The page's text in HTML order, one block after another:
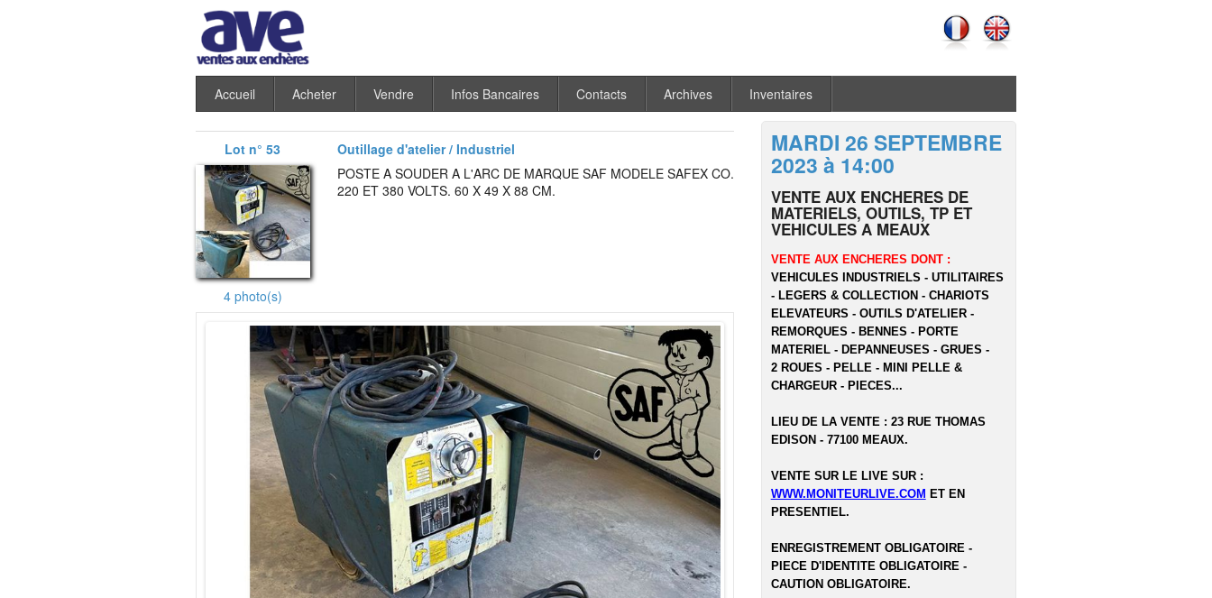
Accueil Acheter Vendre Infos Bancaires Contacts Archives Inventaires
Lot n° 53 Outillage d'atelier / Industriel
4 photo(s)
POSTE A SOUDER A L'ARC DE MARQUE SAF MODELE SAFEX CO.
220 ET 380 VOLTS. 60 X 49 X 88 CM.
MARDI 26 SEPTEMBRE
2023 à 14:00
VENTE AUX ENCHERES DE
MATERIELS, OUTILS, TP ET
VEHICULES A MEAUX
VENTE AUX ENCHERES DONT :
VEHICULES INDUSTRIELS - UTILITAIRES
- LEGERS & COLLECTION - CHARIOTS
ELEVATEURS - OUTILS D'ATELIER -
REMORQUES - BENNES - PORTE
MATERIEL - DEPANNEUSES - GRUES -
2 ROUES - PELLE - MINI PELLE &
CHARGEUR - PIECES...
LIEU DE LA VENTE : 23 RUE THOMAS
EDISON - 77100 MEAUX.
VENTE SUR LE LIVE SUR :
WWW.MONITEURLIVE.COM ET EN
PRESENTIEL.
ENREGISTREMENT OBLIGATOIRE -
PIECE D'IDENTITE OBLIGATOIRE -
CAUTION OBLIGATOIRE.